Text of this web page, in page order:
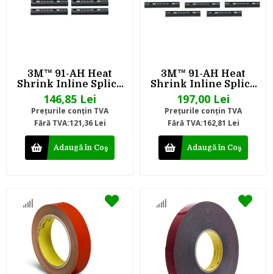
3M™ 91-AH Heat
Shrink Inline Splice
Sleeve Kit, 21N
146,85 Lei
Preţurile conţin TVA
Fără TVA:121,36 Lei
Adaugă în Coş
3M™ 91-AH Heat
Shrink Inline Splice
Sleeve Kit, 22N
197,00 Lei
Preţurile conţin TVA
Fără TVA:162,81 Lei
Adaugă în Coş